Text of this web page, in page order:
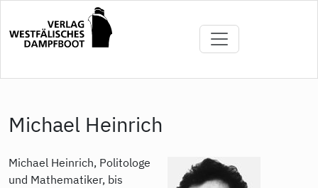
main
Michael Heinrich
Michael Heinrich, Politologe
und Mathematiker, bis